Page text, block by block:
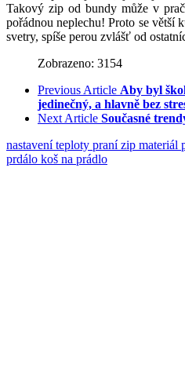
Takový zip od bundy může v
pořádnou neplechu! Proto se větší
svetry, spíše perou zvlášť od
Zobrazeno: 3154
Previous Article Aby byl
jedinečný, a hlavně bez
Next Article Současné
nastavení teploty pranízip materiál
prdálo koš na prádlo